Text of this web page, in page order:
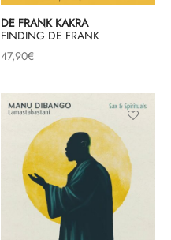
DE FRANK KAKRA
FINDING DE FRANK
47,90€